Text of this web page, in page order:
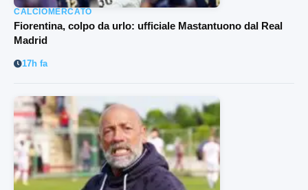
CALCIOMERCATO
Fiorentina, colpo da urlo: ufficiale Mastantuono dal Real
Madrid
17h fa